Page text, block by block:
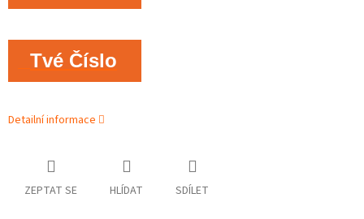
Tvé Číslo
Detailní informace
ZEPTAT SE HLÍDAT SDÍLET